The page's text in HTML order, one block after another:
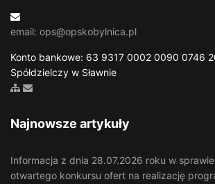
email: ops@opskobylnica.pl
Konto bankowe: 63 9317 0002 0090 0746
Spółdzielczy w Sławnie
Zobacz mapę strony
Wyślij email
Najnowsze artykuły
Informacja z dnia 28.07.2026 roku w
otwartego konkursu ofert na realizację